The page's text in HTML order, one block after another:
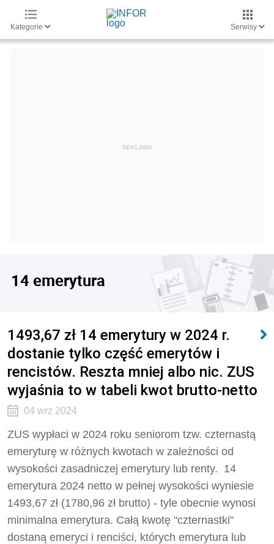
Kategorie Serwisy
14 emerytura
1493,67 zł 14 emerytury w 2024 r.
dostanie tylko część emerytów i
rencistów. Reszta mniej albo nic. ZUS
wyjaśnia to w tabeli kwot brutto-netto
04 wrz 2024
ZUS wypłaci w 2024 roku seniorom tzw. czternastą
emeryturę w różnych kwotach w zależności od
wysokości zasadniczej emerytury lub renty. 14
emerytura 2024 netto w pełnej wysokości wyniesie
1493,67 zł (1780,96 zł brutto) - tyle obecnie wynosi
minimalna emerytura. Całą kwotę "czternastki"
dostaną emeryci i renciści, których emerytura lub